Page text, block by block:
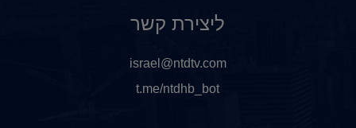
ליצירת קשר
israel@ntdtv.com
t.me/ntdhb_bot